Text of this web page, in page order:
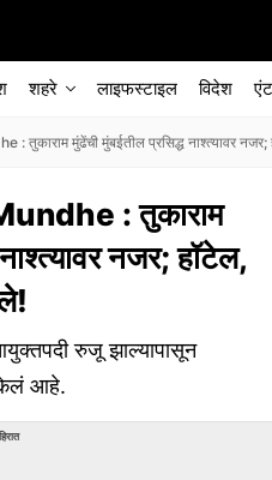
शहरे लाइफस्टाइल विदेश
मुंढेंची मुंबईतील प्रसिद्ध नाश्त्यावर नजर;
: तुकाराम
नजर; हॉटेल,
रुजू झाल्यापासून
केलं आहे.